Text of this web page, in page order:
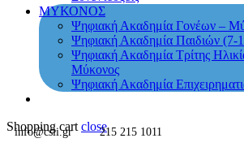
ΜΥΚΟΝΟΣ
Ψηφιακή Ακαδημία Γονέων –
Ψηφιακή Ακαδημία Παιδιών (7-
Ψηφιακή Ακαδημία Τρίτης
Μύκονος
Ψηφιακή Ακαδημία
Shopping cart close
info@csii.gr 215 215 1011